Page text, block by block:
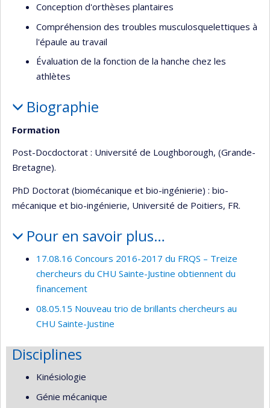
Conception d'orthèses plantaires
Compréhension des troubles musculosquelettiques à
l'épaule au travail
Évaluation de la fonction de la hanche chez les
athlètes
Biographie
Formation
Post-Docdoctorat : Université de Loughborough, (Grande-
Bretagne).
PhD Doctorat (biomécanique et bio-ingénierie) : bio-
mécanique et bio-ingénierie, Université de Poitiers, FR.
Pour en savoir plus…
17.08.16 Concours 2016-2017 du FRQS – Treize
chercheurs du CHU Sainte-Justine obtiennent du
financement
08.05.15 Nouveau trio de brillants chercheurs au
CHU Sainte-Justine
Disciplines
Kinésiologie
Génie mécanique